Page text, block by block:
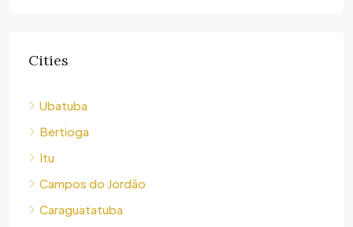
Cities
Ubatuba
Bertioga
Itu
Campos do Jordão
Caraguatatuba